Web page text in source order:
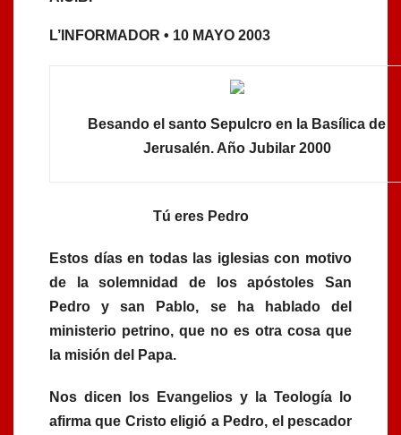
L’INFORMADOR • 10 MAYO 2003
Besando el santo Sepulcro en la Basílica de
Jerusalén. Año Jubilar 2000
Tú eres Pedro
Estos días en todas las iglesias con motivo
de la solemnidad de los apóstoles San
Pedro y san Pablo, se ha hablado del
ministerio petrino, que no es otra cosa que
la misión del Papa.
Nos dicen los Evangelios y la Teología lo
afirma que Cristo eligió a Pedro, el pescador